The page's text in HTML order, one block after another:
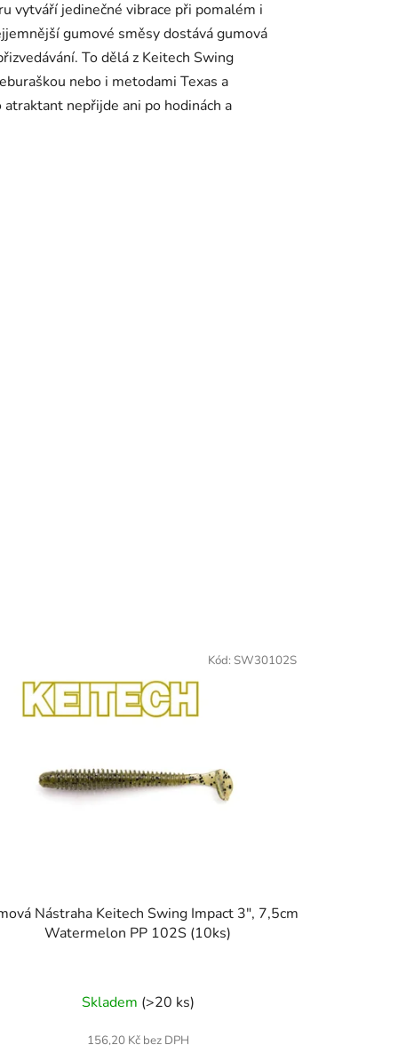
vytváří jedinečné vibrace při pomalém i
gumové směsy dostává gumová
To dělá z Keitech Swing
nebo i metodami Texas a
nepřijde ani po hodinách a
Nástraha Keitech Swing Impact 3", 7,5cm
Watermelon PP 102S (10ks)
Skladem (>20 ks)
156,20 Kč bez DPH
Kód: SW30102S